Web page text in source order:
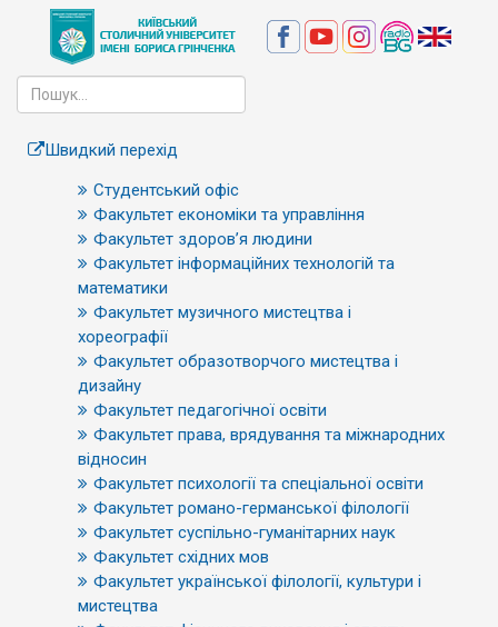
Швидкий перехід
Студентський офіс
Факультет економіки та управління
Факультет здоров’я людини
Факультет інформаційних технологій та
математики
Факультет музичного мистецтва і
хореографії
Факультет образотворчого мистецтва і
дизайну
Факультет педагогічної освіти
Факультет права, врядування та міжнародних
відносин
Факультет психології та спеціальної освіти
Факультет романо-германської філології
Факультет суспільно-гуманітарних наук
Факультет східних мов
Факультет української філології, культури і
мистецтва